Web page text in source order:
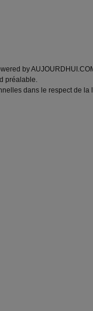
by
préalable.
dans le respect de